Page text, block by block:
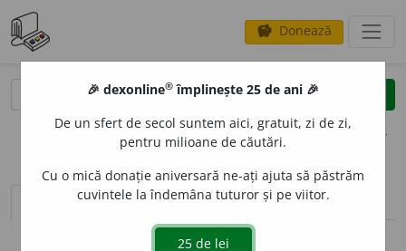
savings Donează
clear
opțiuni
sinteza definițiilor (1) definiții (17) declinări
🎉 dexonline® împlinește 25 de ani 🎉
De un sfert de secol suntem aici, gratuit, zi de zi,
pentru milioane de căutări.
Cu o mică donație aniversară ne-ați ajuta să păstrăm
cuvintele la îndemâna tuturor și pe viitor.